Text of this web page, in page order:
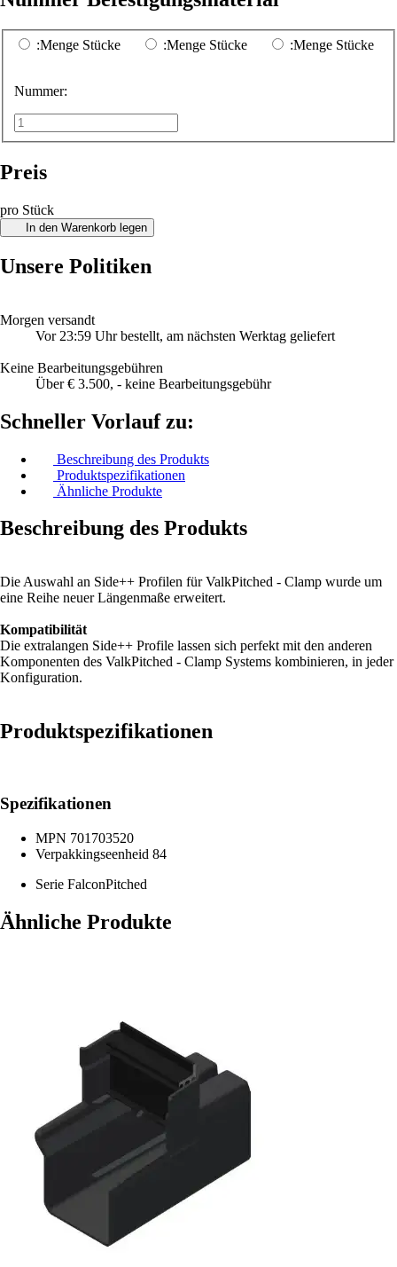
:Menge Stücke :Menge Stücke :Menge Stücke
Nummer:
Preis
pro Stück
In den Warenkorb legen
Unsere Politiken
Morgen versandt
Vor 23:59 Uhr bestellt, am nächsten Werktag geliefert
Keine Bearbeitungsgebühren
Über € 3.500, - keine Bearbeitungsgebühr
Schneller Vorlauf zu:
Beschreibung des Produkts
Produktspezifikationen
Ähnliche Produkte
Beschreibung des Produkts
Die Auswahl an Side++ Profilen für ValkPitched - Clamp wurde um
eine Reihe neuer Längenmaße erweitert.
Kompatibilität
Die extralangen Side++ Profile lassen sich perfekt mit den anderen
Komponenten des ValkPitched - Clamp Systems kombinieren, in jeder
Konfiguration.
Produktspezifikationen
Spezifikationen
MPN 701703520
Verpakkingseenheid 84
Serie FalconPitched
Ähnliche Produkte